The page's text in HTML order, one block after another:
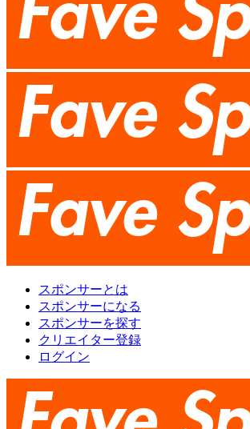
スポンサーとは
スポンサーになる
スポンサーを探す
クリエイター登録
ログイン